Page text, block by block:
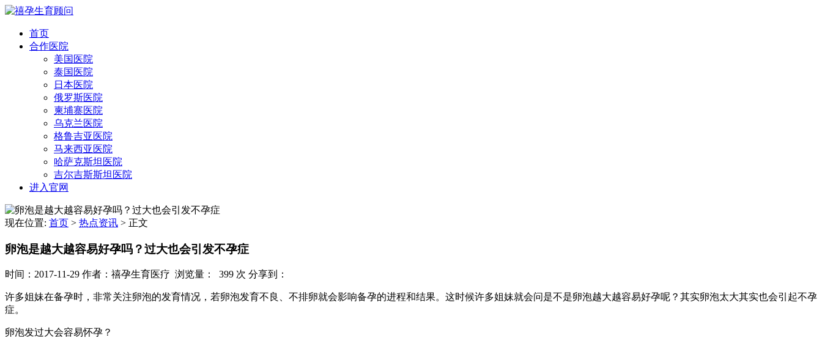
首页
合作医院
美国医院
泰国医院
日本医院
俄罗斯医院
柬埔寨医院
乌克兰医院
格鲁吉亚医院
马来西亚医院
哈萨克斯坦医院
吉尔吉斯斯坦医院
进入官网
现在位置: 首页 > 热点资讯 > 正文
卵泡是越大越容易好孕吗？过大也会引发不孕症
时间：2017-11-29 作者：禧孕生育医疗 浏览量： 399 次 分享到：
许多姐妹在备孕时，非常关注卵泡的发育情况，若卵泡发育不良、不排卵就会影响备孕的进程和结果。这时候许多姐妹就会问是不是卵泡越大越容易好孕呢？其实卵泡太大其实也会引起不孕
症。
卵泡发过大会容易怀孕？